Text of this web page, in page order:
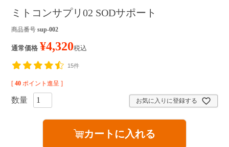
サービス・キャンペーン
定期便のご案内
キャンペーン
ミトコンサプリ02 SODサポート
商品番号 sup-002
通常価格 ¥4,320税込
15件
[ 40 ポイント進呈 ]
お気に入りに登録する
カートに入れる